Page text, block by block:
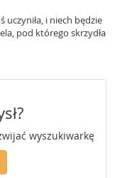
uczyniła, i niech będzie
pod którego skrzydła
wyszukiwarkę